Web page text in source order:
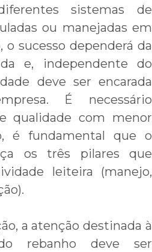
sistemas de
ou manejadas em
sucesso dependerá da
e, independente do
deve ser encarada
É necessário
qualidade com menor
é fundamental que o
os três pilares que
leiteira (manejo,
a atenção destinada à
rebanho deve ser